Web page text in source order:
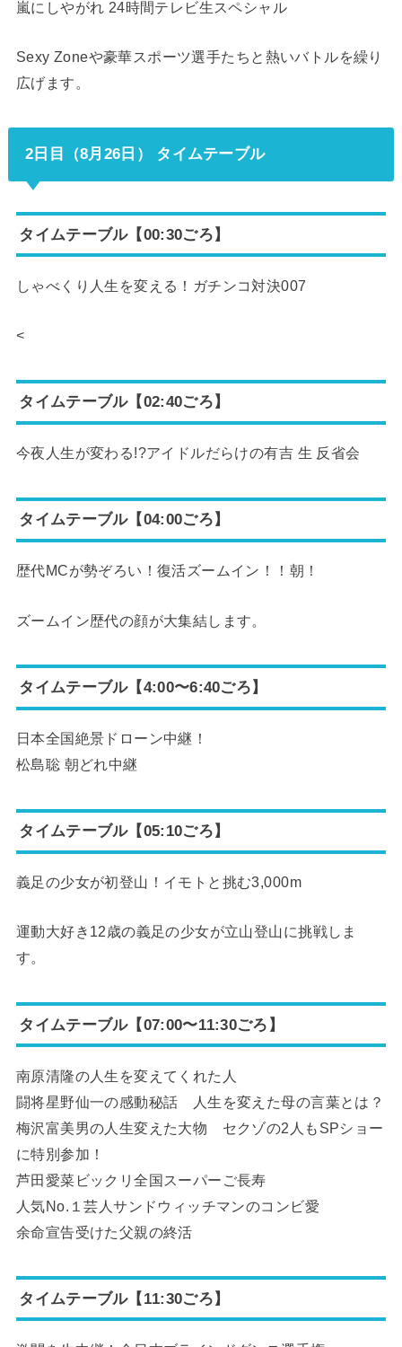
嵐にしやがれ 24時間テレビ生スペシャル
Sexy Zoneや豪華スポーツ選手たちと熱いバトルを繰り
広げます。
2日目（8月26日） タイムテーブル
タイムテーブル【00:30ごろ】
しゃべくり人生を変える！ガチンコ対決007
<
タイムテーブル【02:40ごろ】
今夜人生が変わる!?アイドルだらけの有吉 生 反省会
タイムテーブル【04:00ごろ】
歴代MCが勢ぞろい！復活ズームイン！！朝！
ズームイン歴代の顔が大集結します。
タイムテーブル【4:00〜6:40ごろ】
日本全国絶景ドローン中継！
松島聡 朝どれ中継
タイムテーブル【05:10ごろ】
義足の少女が初登山！イモトと挑む3,000m
運動大好き12歳の義足の少女が立山登山に挑戦しま
す。
タイムテーブル【07:00〜11:30ごろ】
南原清隆の人生を変えてくれた人
闘将星野仙一の感動秘話 人生を変えた母の言葉とは？
梅沢富美男の人生変えた大物 セクゾの2人もSPショー
に特別参加！
芦田愛菜ビックリ全国スーパーご長寿
人気No.１芸人サンドウィッチマンのコンビ愛
余命宣告受けた父親の終活
タイムテーブル【11:30ごろ】